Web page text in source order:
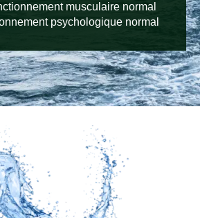
musculaire normal
psychologique normal